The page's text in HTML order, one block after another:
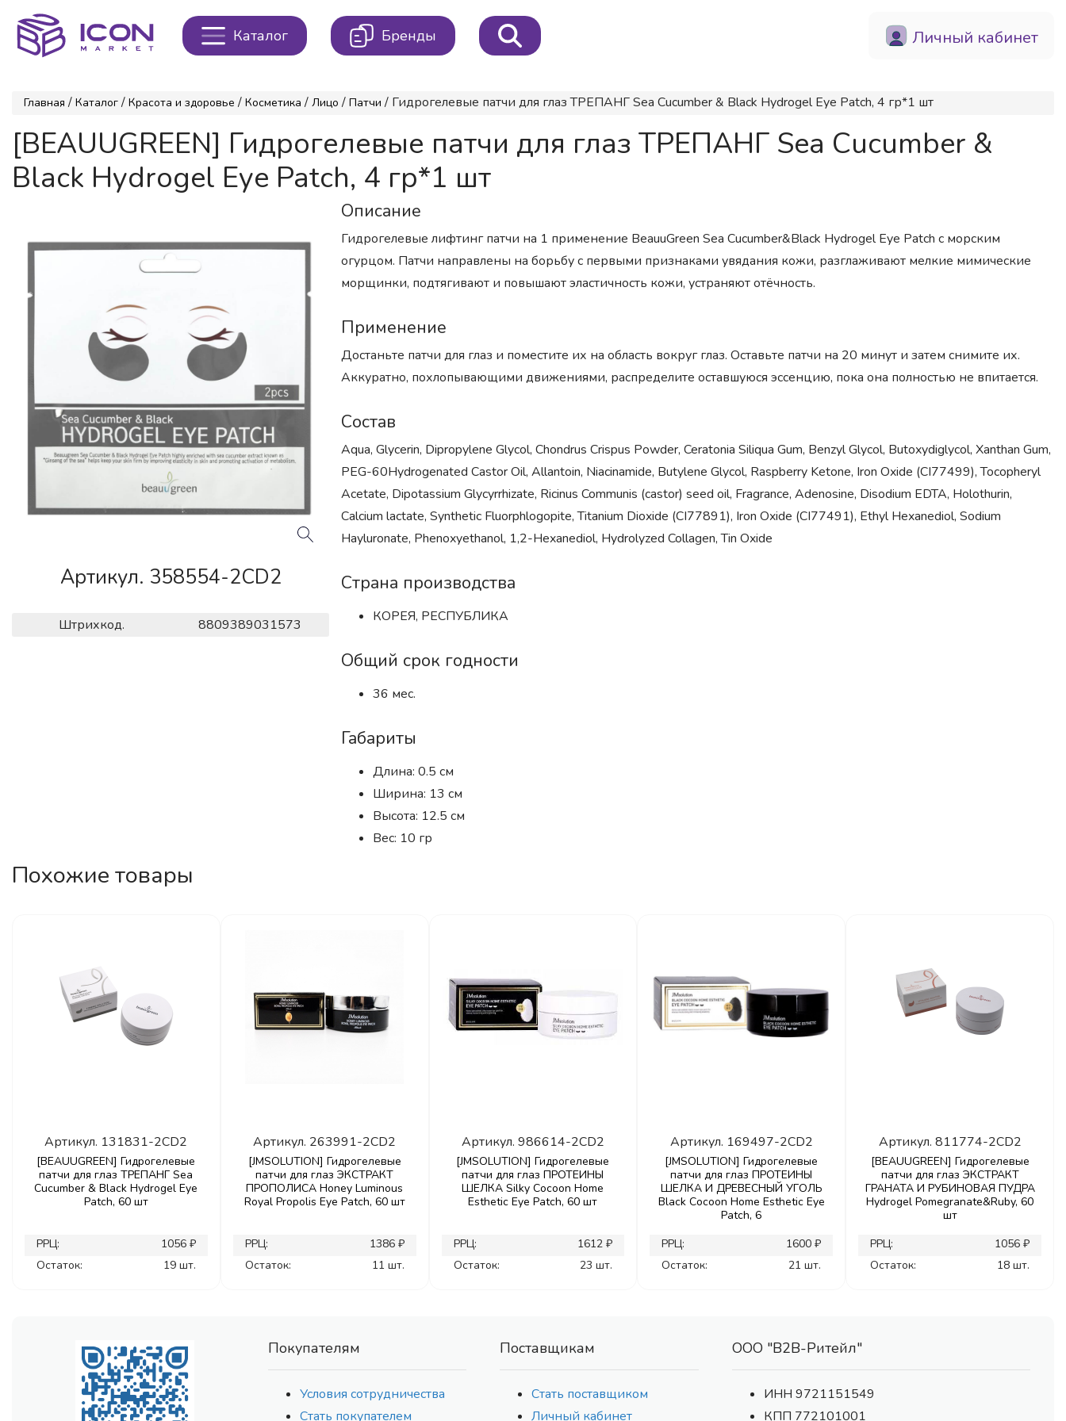
Каталог Бренды Личный кабинет
Главная / Каталог / Красота и здоровье / Косметика / Лицо / Патчи / Гидрогелевые патчи для глаз ТРЕПАНГ Sea Cucumber & Black Hydrogel Eye Patch, 4 гр*1 шт
[BEAUUGREEN] Гидрогелевые патчи для глаз ТРЕПАНГ Sea Cucumber &
Black Hydrogel Eye Patch, 4 гр*1 шт
Артикул. 358554-2CD2
Штрихкод. 8809389031573
Описание
Гидрогелевые лифтинг патчи на 1 применение BeauuGreen Sea Cucumber&Black Hydrogel Eye Patch с морским
огурцом. Патчи направлены на борьбу с первыми признаками увядания кожи, разглаживают мелкие мимические
морщинки, подтягивают и повышают эластичность кожи, устраняют отёчность.
Применение
Достаньте патчи для глаз и поместите их на область вокруг глаз. Оставьте патчи на 20 минут и затем снимите их.
Аккуратно, похлопывающими движениями, распределите оставшуюся эссенцию, пока она полностью не впитается.
Состав
Aqua, Glycerin, Dipropylene Glycol, Chondrus Crispus Powder, Ceratonia Siliqua Gum, Benzyl Glycol, Butoxydiglycol, Xanthan Gum,
PEG-60Hydrogenated Castor Oil, Allantoin, Niacinamide, Butylene Glycol, Raspberry Ketone, Iron Oxide (CI77499), Tocopheryl
Acetate, Dipotassium Glycyrrhizate, Ricinus Communis (castor) seed oil, Fragrance, Adenosine, Disodium EDTA, Holothurin,
Calcium lactate, Synthetic Fluorphlogopite, Titanium Dioxide (CI77891), Iron Oxide (CI77491), Ethyl Hexanediol, Sodium
Hayluronate, Phenoxyethanol, 1,2-Hexanediol, Hydrolyzed Collagen, Tin Oxide
Страна производства
КОРЕЯ, РЕСПУБЛИКА
Общий срок годности
36 мес.
Габариты
Длина: 0.5 см
Ширина: 13 см
Высота: 12.5 см
Вес: 10 гр
Похожие товары
Артикул. 131831-2CD2
[BEAUUGREEN] Гидрогелевые
патчи для глаз ТРЕПАНГ Sea
Cucumber & Black Hydrogel Eye
Patch, 60 шт
РРЦ:
1056 ₽
Остаток:
19 шт.
Артикул. 263991-2CD2
[JMSOLUTION] Гидрогелевые
патчи для глаз ЭКСТРАКТ
ПРОПОЛИСА Honey Luminous
Royal Propolis Eye Patch, 60 шт
РРЦ:
1386 ₽
Остаток:
11 шт.
Артикул. 986614-2CD2
[JMSOLUTION] Гидрогелевые
патчи для глаз ПРОТЕИНЫ
ШЕЛКА Silky Cocoon Home
Esthetic Eye Patch, 60 шт
РРЦ:
1612 ₽
Остаток:
23 шт.
Артикул. 169497-2CD2
[JMSOLUTION] Гидрогелевые
патчи для глаз ПРОТЕИНЫ
ШЕЛКА И ДРЕВЕСНЫЙ УГОЛЬ
Black Cocoon Home Esthetic Eye
Patch, 6
РРЦ:
1600 ₽
Остаток:
21 шт.
Артикул. 811774-2CD2
[BEAUUGREEN] Гидрогелевые
патчи для глаз ЭКСТРАКТ
ГРАНАТА И РУБИНОВАЯ ПУДРА
Hydrogel Pomegranate&Ruby, 60
шт
РРЦ:
1056 ₽
Остаток:
18 шт.
Покупателям
Условия сотрудничества
Стать покупателем
Поставщикам
Стать поставщиком
Личный кабинет
ООО "В2В-Ритейл"
ИНН 9721151549
КПП 772101001